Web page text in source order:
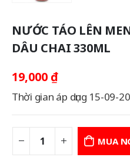
NƯỚC TÁO LÊN
DÂU CHAI 330ML
19,000 ₫
Thời gian áp dụng 15-09-
MUA